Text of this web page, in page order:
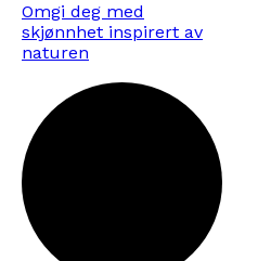
Omgi deg med
skjønnhet inspirert av
naturen